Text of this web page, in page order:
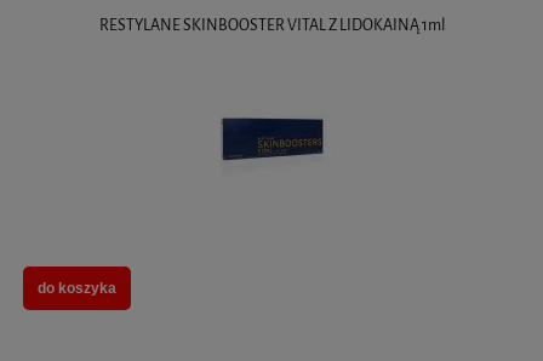
RESTYLANE SKINBOOSTER VITAL Z LIDOKAINĄ 1ml
do koszyka